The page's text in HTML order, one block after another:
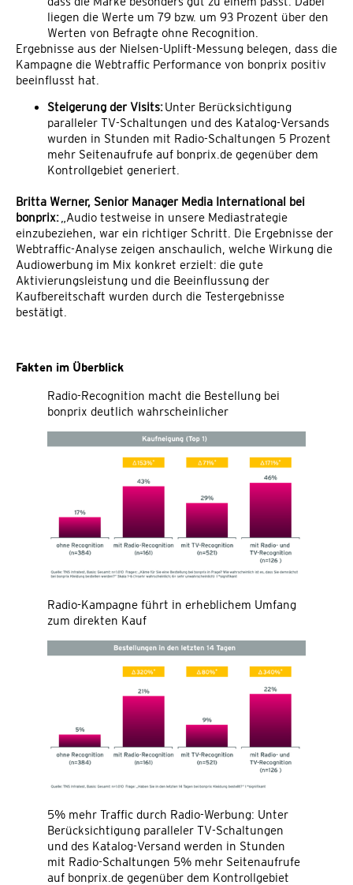
liegen die Werte um 79 bzw. um 93 Prozent über den
Werten von Befragte ohne Recognition.
Ergebnisse aus der Nielsen-Uplift-Messung belegen, dass die
Kampagne die Webtraffic Performance von bonprix positiv
beeinflusst hat.
Steigerung der Visits:Unter Berücksichtigung
paralleler TV-Schaltungen und des Katalog-Versands
wurden in Stunden mit Radio-Schaltungen 5 Prozent
mehr Seitenaufrufe auf bonprix.de gegenüber dem
Kontrollgebiet generiert.
Britta Werner, Senior Manager Media International bei
bonprix: „Audio testweise in unsere Mediastrategie
einzubeziehen, war ein richtiger Schritt. Die Ergebnisse der
Webtraffic-Analyse zeigen anschaulich, welche Wirkung die
Audiowerbung im Mix konkret erzielt: die gute
Aktivierungsleistung und die Beeinflussung der
Kaufbereitschaft wurden durch die Testergebnisse
bestätigt.
Fakten im Überblick
Radio-Recognition macht die Bestellung bei
bonprix deutlich wahrscheinlicher
Radio-Kampagne führt in erheblichem Umfang
zum direkten Kauf
5% mehr Traffic durch Radio-Werbung: Unter
Berücksichtigung paralleler TV-Schaltungen
und des Katalog-Versand werden in Stunden
mit Radio-Schaltungen 5% mehr Seitenaufrufe
auf bonprix.de gegenüber dem Kontrollgebiet